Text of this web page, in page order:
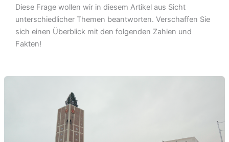
Diese Frage wollen wir in diesem Artikel aus Sicht
unterschiedlicher Themen beantworten. Verschaffen Sie
sich einen Überblick mit den folgenden Zahlen und
Fakten!